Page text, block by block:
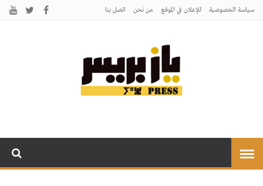
سياسة الخصوصية للإعلان في الموقع من نحن اتصل بنـا